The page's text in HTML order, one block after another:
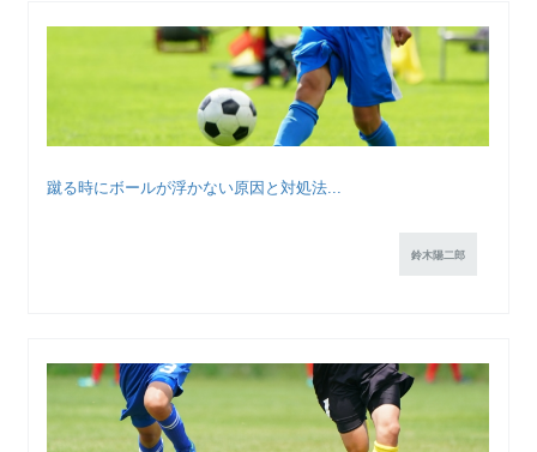
蹴る時にボールが浮かない原因と対処法...
鈴木陽二郎